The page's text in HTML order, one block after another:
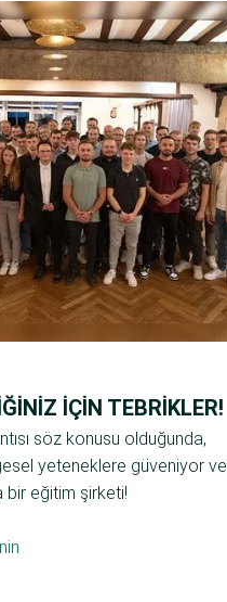
IÇIN TEBRIKLER!
söz konusu olduğunda,
yeteneklere güveniyor ve
bir eğitim şirketi!